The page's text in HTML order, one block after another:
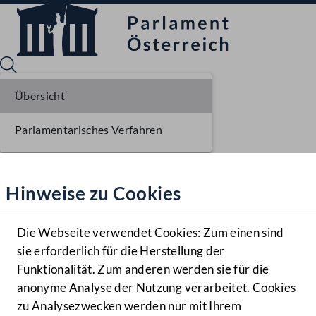
Hilfe
Benutzer
Navigationsmenü öffnen
MENÜ
Hinweise zu Cookies
Die Webseite verwendet Cookies: Zum einen sind
sie erforderlich für die Herstellung der
Funktionalität. Zum anderen werden sie für die
anonyme Analyse der Nutzung verarbeitet. Cookies
zu Analysezwecken werden nur mit Ihrem
Übersicht
Parlamentarisches Verfahren